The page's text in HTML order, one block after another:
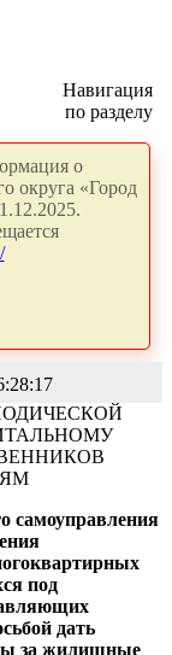
Навигация
по разделу
о
округа «Город
самоуправления
под
дать
за жилищные